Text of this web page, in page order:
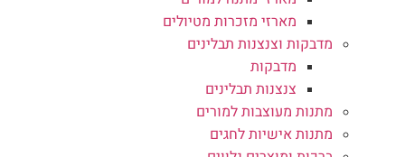
מארזי מזכרות מטיולים
מדבקות וצנצנות תבלינים
מדבקות
צנצנות תבלינים
מתנות מעוצבות למורים
מתנות אישיות לחגים